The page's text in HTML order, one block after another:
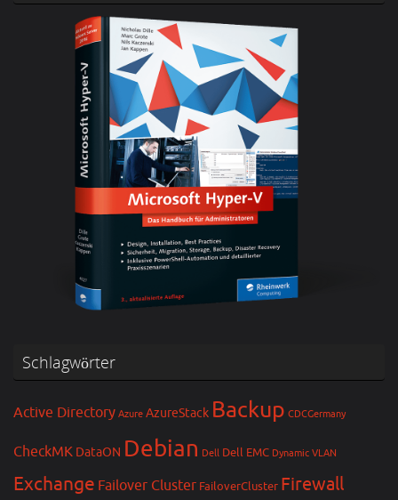
Schlagwörter
Active Directory Azure AzureStack Backup CDCGermany
CheckMK DataON Debian Dell Dell EMC Dynamic VLAN
Exchange Failover Cluster FailoverCluster Firewall